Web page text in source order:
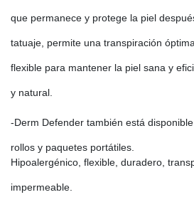
que permanece y protege la piel
tatuaje, permite una transpiración
flexible para mantener la piel sana y
y natural.
-Derm Defender también está
rollos y paquetes portátiles.
Hipoalergénico, flexible, duradero,
impermeable.